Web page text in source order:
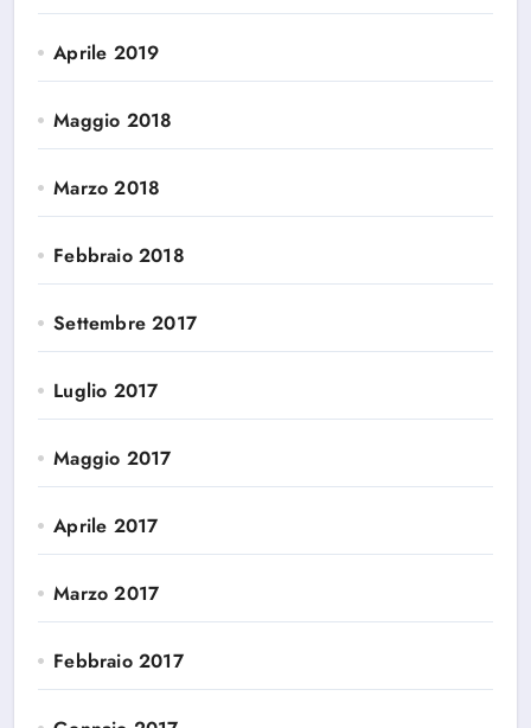
Aprile 2019
Maggio 2018
Marzo 2018
Febbraio 2018
Settembre 2017
Luglio 2017
Maggio 2017
Aprile 2017
Marzo 2017
Febbraio 2017